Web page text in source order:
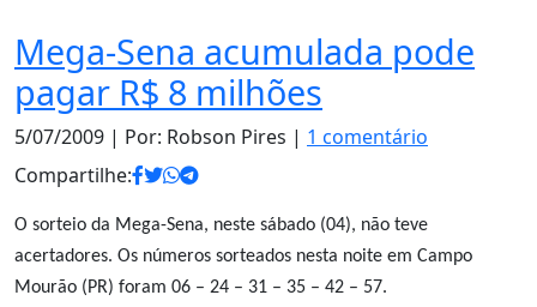
Mega-Sena acumulada pode
pagar R$ 8 milhões
5/07/2009 | Por: Robson Pires | 1 comentário
Compartilhe:
O sorteio da Mega-Sena, neste sábado (04), não teve
acertadores. Os números sorteados nesta noite em Campo
Mourão (PR) foram 06 – 24 – 31 – 35 – 42 – 57.